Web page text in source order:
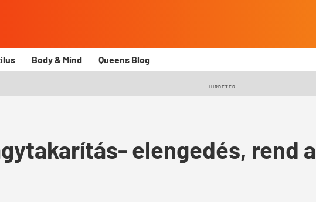
Body & Mind Queens Blog
HIRDETÉS
elengedés, rend a